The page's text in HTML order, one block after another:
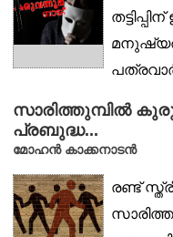
സാരിത്തുമ്പിൽ
പ്രബുദ്ധ...
മോഹൻ കാക്കനാടൻ
രണ്ട്